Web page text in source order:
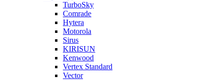
TurboSky
Comrade
Hytera
Motorola
Sirus
KIRISUN
Kenwood
Vertex Standard
Vector